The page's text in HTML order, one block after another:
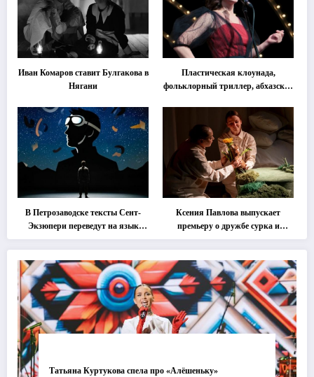
Иван Комаров ставит Булгакова в
Нягани
Пластическая клоунада,
фольклорный триллер, абхазская
втором этапе фестиваля
«Монокль»
В Петрозаводске тексты Сент-
Экзюпери переведут на язык
современной хореографии
Ксения Павлова выпускает
премьеру о дружбе сурка и
одуванчика
Татьяна Куртукова спела про «Алёшеньку»